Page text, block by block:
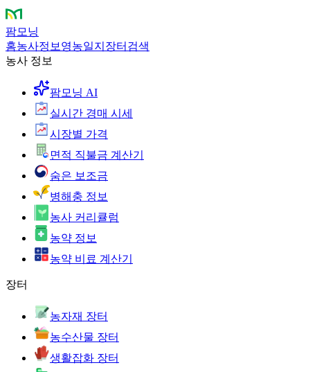
팜모닝
홈농사정보 영농일지 장터 검색
농사 정보
팜모닝 AI
실시간 경매 시세
시장별 가격
면적 직불금 계산기
숨은 보조금
병해충 정보
농사 커리큘럼
농약 정보
농약 비료 계산기
장터
농자재 장터
농수산물 장터
생활잡화 장터